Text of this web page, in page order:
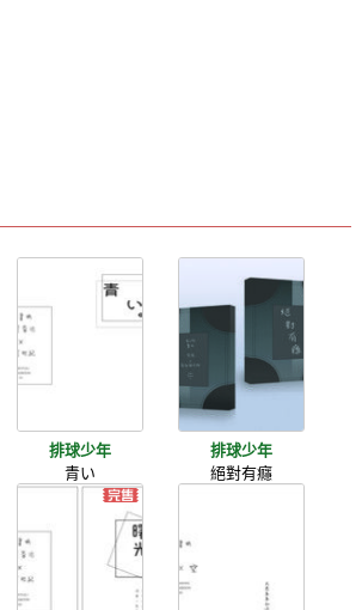
排球少年
青い
排球少年
絕對有癮